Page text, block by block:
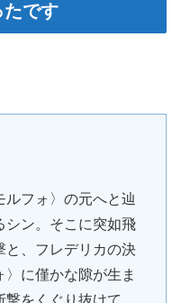
たです
フォ〉の元へと辿
シン。そこに突如飛
と、フレデリカの決
に僅かな隙が生ま
撃をくぐり抜けて